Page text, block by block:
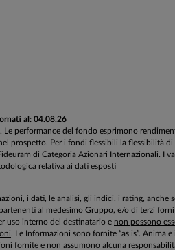
al: 04.08.26
Le performance del fondo esprimono
prospetto. Per i fondi flessibili la flessibilità
di Categoria Azionari Internazionali. I
relativa ai dati esposti
i dati, le analisi, gli indici, i rating, anche
al medesimo Gruppo, e/o di terzi
uso interno del destinatario e non possono
. Le Informazioni sono fornite “as is”. Anima
fornite e non assumono alcuna